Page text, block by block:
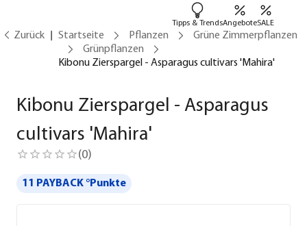
Tipps & TrendsAngeboteSALE
Zurück Startseite Pflanzen
Grüne Zimmerpflanzen
Grünpflanzen
Kibonu Zierspargel - Asparagus cultivars 'Mahira'
Kibonu Zierspargel - Asparagus
cultivars 'Mahira'
(0)
11 PAYBACK °Punkte